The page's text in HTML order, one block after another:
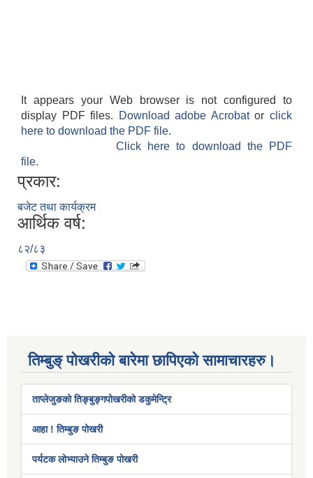
It appears your Web browser is not configured to
display PDF files.
Download adobe Acrobatorclick
here to download the PDF file.
Click here to download the PDF
file.
प्रकार:
बजेट तथा कार्यक्रम
आर्थिक वर्ष:
८२/८३
तिम्बुङ् पोखरीको बारेमा छापिएको सामाचारहरु।
ताप्लेजुङको तिङ्बुङ्गपोखरीको डकुमेन्ट्रि
आहा ! तिम्बुङ पोखरी
पर्यटक लोभ्याउने तिम्बुङ पोखरी